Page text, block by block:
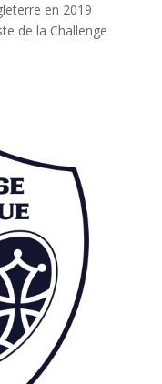
en 2019
de la Challenge